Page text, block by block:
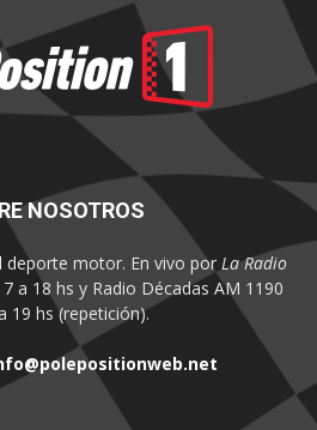
NOSOTROS
deporte motor. En vivo por La Radio
a 18 hs y Radio Décadas AM 1190
19 hs (repetición).